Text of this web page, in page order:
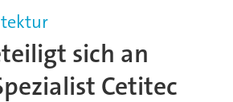
sich an
Cetitec